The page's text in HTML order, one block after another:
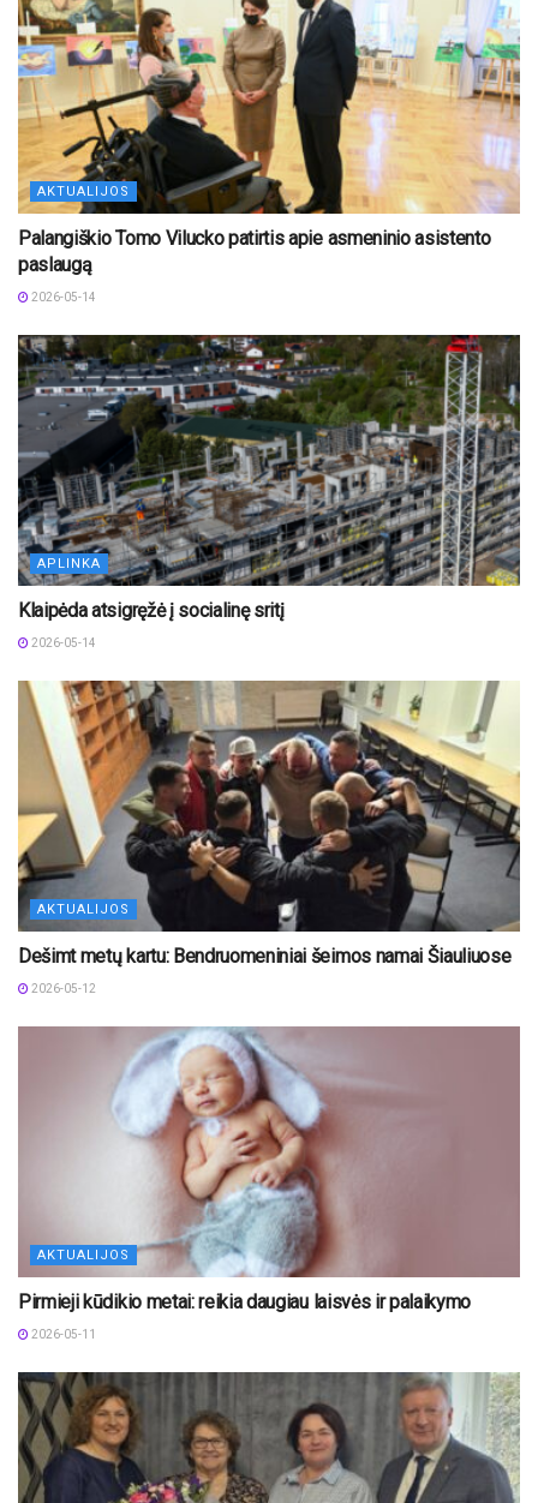
AKTUALIJOS
Palangiškio Tomo Vilucko patirtis apie asmeninio asistento
paslaugą
2026-05-14
APLINKA
Klaipėda atsigręžė į socialinę sritį
2026-05-14
AKTUALIJOS
Dešimt metų kartu: Bendruomeniniai šeimos namai Šiauliuose
2026-05-12
AKTUALIJOS
Pirmieji kūdikio metai: reikia daugiau laisvės ir palaikymo
2026-05-11